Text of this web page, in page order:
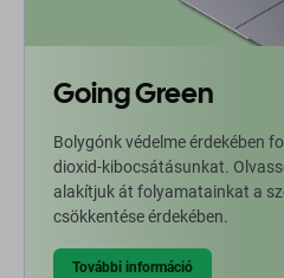
Going Green
Bolygónk védelme érdekében
dioxid-kibocsátásunkat.
alakítjuk át folyamatainkat a
csökkentése érdekében.
További információ